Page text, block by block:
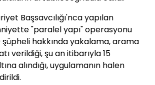
Başsavcılığı'nca yapılan
"paralel yapı" operasyonu
şüpheli hakkında yakalama, arama
verildiği, şu an itibarıyla 15
alındığı, uygulamanın halen